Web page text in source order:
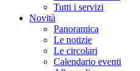
Tutti i servizi
Novità
Panoramica
Le notizie
Le circolari
Calendario eventi